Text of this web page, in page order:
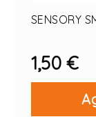
SENSORY
1,50 €